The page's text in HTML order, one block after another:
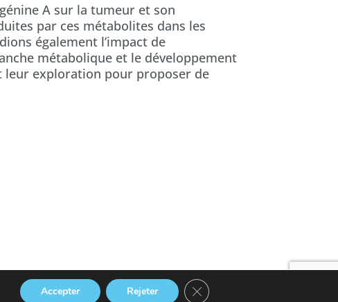
A sur la tumeur et son
par ces métabolites dans les
également l’impact de
métabolique et le développement
leur exploration pour proposer de
Accepter Rejeter Fermer la bannière des cookies